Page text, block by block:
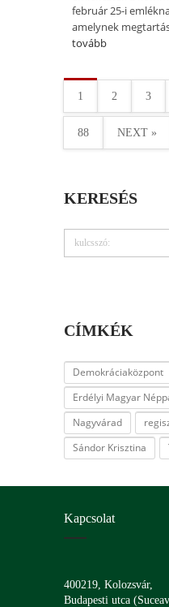
február 25-i
amelynek
tovább
1 2 3
88 NEXT »
KERESÉS
CÍMKÉK
Demokráciaközpont
Erdélyi Magyar
Nagyvárad
Sándor Krisztina
Kapcsolat
400219, Kolozsvár,
Budapesti utca